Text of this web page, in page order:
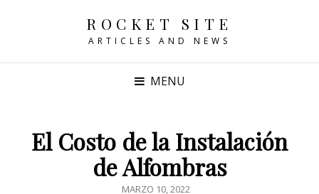
ROCKET SITE
ARTICLES AND NEWS
MENU
El Costo de la Instalación
de Alfombras
POSTED
MARZO 10, 2022